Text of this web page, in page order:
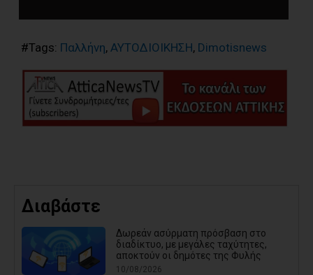
#Tags: Παλλήνη, ΑΥΤΟΔΙΟΙΚΗΣΗ, Dimotisnews
Διαβάστε
Δωρεάν ασύρματη πρόσβαση στο
διαδίκτυο, με μεγάλες ταχύτητες,
αποκτούν οι δημότες της Φυλής
10/08/2026